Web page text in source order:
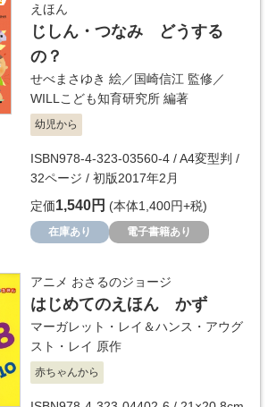
えほん
じしん・つなみ どうする
の？
せべまさゆき 絵／ 国崎信江 監修／
WILLこども知育研究所 編著
幼児から
ISBN978-4-323-03560-4 / A4変型判 /
32ページ / 初版2017年2月
定価1,540円 (本体1,400円+税)
在庫あり 電子書籍あり
アニメ おさるのジョージ
はじめてのえほん かず
マーガレット・レイ＆ハンス・アウグ
スト・レイ 原作
赤ちゃんから